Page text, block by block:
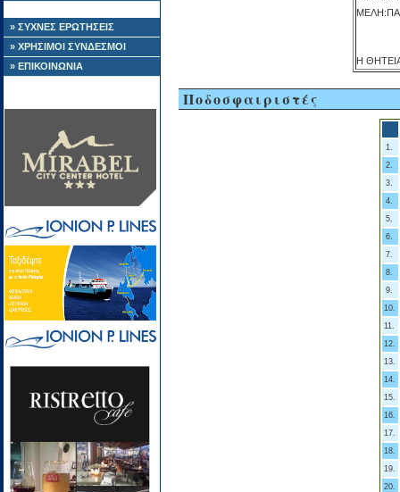
» ΣΥΧΝΕΣ ΕΡΩΤΗΣΕΙΣ
» ΧΡΗΣΙΜΟΙ ΣΥΝΔΕΣΜΟΙ
» ΕΠΙΚΟΙΝΩΝΙΑ
Η
Ποδοσφαιριστές
1.
2.
3.
4.
5.
6.
7.
8.
9.
10.
11.
12.
13.
14.
15.
16.
17.
18.
19.
20.